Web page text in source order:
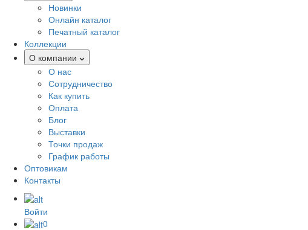
Новинки
Онлайн каталог
Печатный каталог
Коллекции
О компании
О нас
Сотрудничество
Как купить
Оплата
Блог
Выставки
Точки продаж
График работы
Оптовикам
Контакты
Войти
0